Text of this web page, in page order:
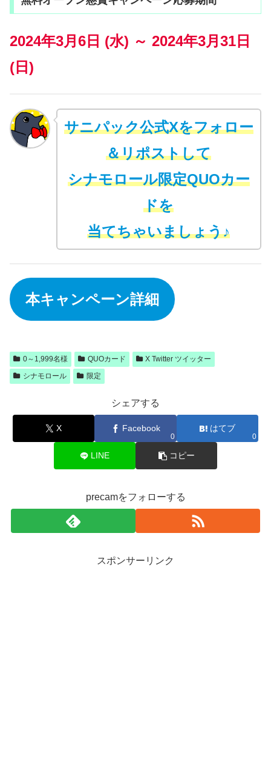
2024年3月6日 (水) ～ 2024年3月31日
(日)
サニパック公式Xをフォロー
＆リポストして
シナモロール限定QUOカー
ドを
当てちゃいましょう♪
本キャンペーン詳細
0～1,999名様 QUOカード
X Twitter ツイッター
シナモロール
限定
シェアする
X Facebook
0
はてブ
0
LINE コピー
precamをフォローする
スポンサーリンク